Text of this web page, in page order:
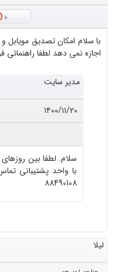
0
با سلام امکان تصدیق مویابل
اجازه نمی دهد لطفا راهنمائی
مدیر سایت
۱۴۰۰/۱۱/۲۰
با واحد پشتیبانی
88490108
لیلا